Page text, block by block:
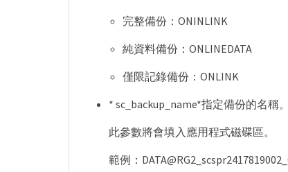
完整備份：ONINLINK
純資料備份：ONLINEDATA
僅限記錄備份：ONLINK
* sc_backup_name*指定備份的名稱。
此參數將會填入應用程式磁碟區。
範例：